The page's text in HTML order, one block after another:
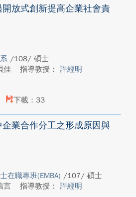
放式創新提高企業社會責
/108/ 碩士
佳
指導教授： 許經明
下載：33
業合作分工之形成原因與
在職專班(EMBA) /107/ 碩士
言
指導教授： 許經明